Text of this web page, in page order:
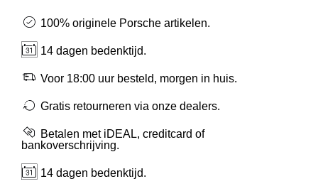
100% originele Porsche artikelen.
14 dagen bedenktijd.
Voor 18:00 uur besteld, morgen in huis.
Gratis retourneren via onze dealers.
Betalen met iDEAL, creditcard of
bankoverschrijving.
14 dagen bedenktijd.